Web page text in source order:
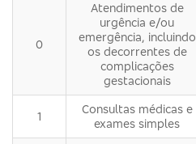
0
Atendimentos de
urgência e/ou
emergência, incluindo
os decorrentes de
complicações
gestacionais
1
Consultas médicas e
exames simples